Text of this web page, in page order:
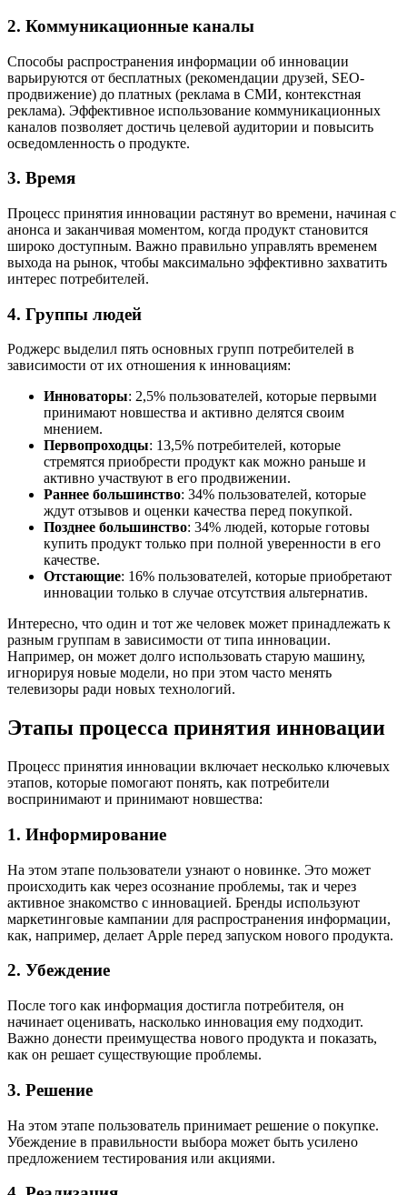
2. Коммуникационные каналы
Способы распространения информации об инновации
варьируются от бесплатных (рекомендации друзей, SEO-
продвижение) до платных (реклама в СМИ, контекстная
реклама). Эффективное использование коммуникационных
каналов позволяет достичь целевой аудитории и повысить
осведомленность о продукте.
3. Время
Процесс принятия инновации растянут во времени, начиная с
анонса и заканчивая моментом, когда продукт становится
широко доступным. Важно правильно управлять временем
выхода на рынок, чтобы максимально эффективно захватить
интерес потребителей.
4. Группы людей
Роджерс выделил пять основных групп потребителей в
зависимости от их отношения к инновациям:
Инноваторы: 2,5% пользователей, которые первыми
принимают новшества и активно делятся своим
мнением.
Первопроходцы: 13,5% потребителей, которые
стремятся приобрести продукт как можно раньше и
активно участвуют в его продвижении.
Раннее большинство: 34% пользователей, которые
ждут отзывов и оценки качества перед покупкой.
Позднее большинство: 34% людей, которые готовы
купить продукт только при полной уверенности в его
качестве.
Отстающие: 16% пользователей, которые приобретают
инновации только в случае отсутствия альтернатив.
Интересно, что один и тот же человек может принадлежать к
разным группам в зависимости от типа инновации.
Например, он может долго использовать старую машину,
игнорируя новые модели, но при этом часто менять
телевизоры ради новых технологий.
Этапы процесса принятия инновации
Процесс принятия инновации включает несколько ключевых
этапов, которые помогают понять, как потребители
воспринимают и принимают новшества:
1. Информирование
На этом этапе пользователи узнают о новинке. Это может
происходить как через осознание проблемы, так и через
активное знакомство с инновацией. Бренды используют
маркетинговые кампании для распространения информации,
как, например, делает Apple перед запуском нового продукта.
2. Убеждение
После того как информация достигла потребителя, он
начинает оценивать, насколько инновация ему подходит.
Важно донести преимущества нового продукта и показать,
как он решает существующие проблемы.
3. Решение
На этом этапе пользователь принимает решение о покупке.
Убеждение в правильности выбора может быть усилено
предложением тестирования или акциями.